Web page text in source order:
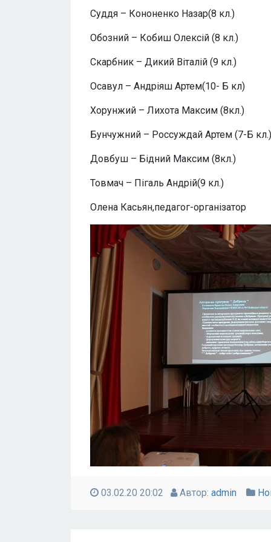
Суддя – Кононенко Назар(8 кл.)
Обозний – Кобиш Олексій (8 кл.)
Скарбник – Дикий Віталій (9 кл.)
Осавул – Андріяш Артем(10- Б кл)
Хорунжий – Лихота Максим (8кл.)
Бунчужний – Россуждай Артем (7-Б кл.)
Довбуш – Бідний Максим (8кл.)
Товмач – Пігаль Андрій(9 кл.)
Олена Касьян,педагог-організатор
03.02.20 20:02 Автор: admin